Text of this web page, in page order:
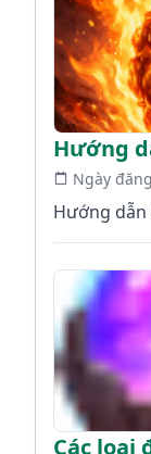
Hướng
Ngày
Hướng dẫn
Các loại